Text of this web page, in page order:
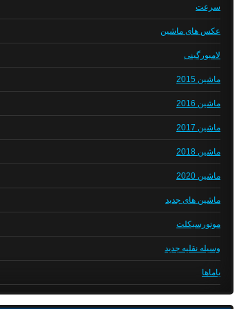
سرعت
عکس های ماشین
لامبورگینی
ماشین 2015
ماشین 2016
ماشین 2017
ماشین 2018
ماشین 2020
ماشین های جدید
موتورسیکلت
وسیله نقلیه جدید
یاماها